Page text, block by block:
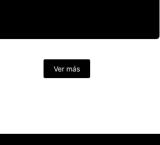
Ver más